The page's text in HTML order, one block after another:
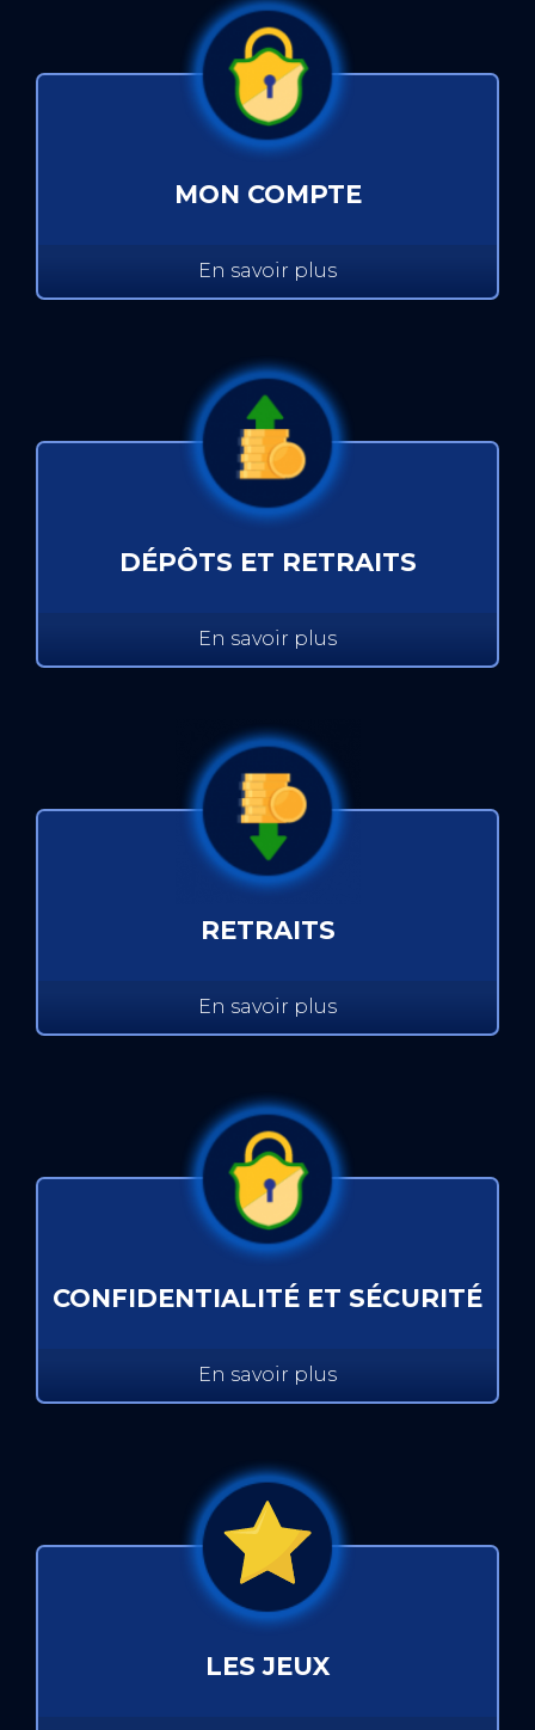
MON COMPTE
En savoir plus
DÉPÔTS ET RETRAITS
En savoir plus
RETRAITS
En savoir plus
CONFIDENTIALITÉ ET SÉCURITÉ
En savoir plus
LES JEUX